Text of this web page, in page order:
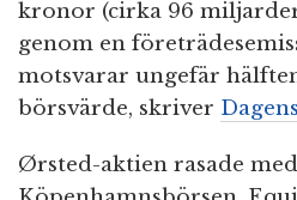
kronor (cirka 96
genom en
motsvarar ungefär
börsvärde, skriver
Ørsted-aktien rasade